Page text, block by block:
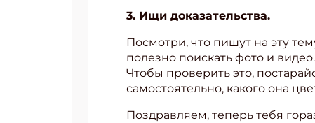
3. Ищи доказательства.
Посмотри, что пишут на эту
полезно поискать фото и
Чтобы проверить это,
самостоятельно, какого она
Поздравляем, теперь тебя